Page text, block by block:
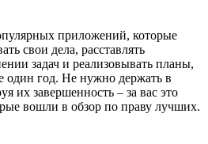
приложений, которые
свои дела, расставлять
задач и реализовывать планы,
один год. Не нужно держать в
их завершенность – за вас это
вошли в обзор по праву лучших.